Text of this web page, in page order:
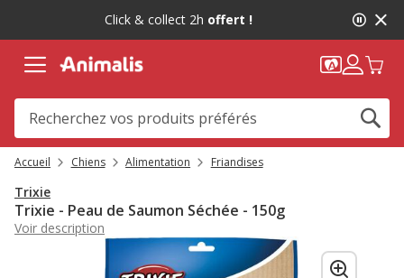
message,
Click & collect 2h offert !
Accueil Chiens Alimentation Friandises
Trixie
Trixie - Peau de Saumon Séchée - 150g
Voir description